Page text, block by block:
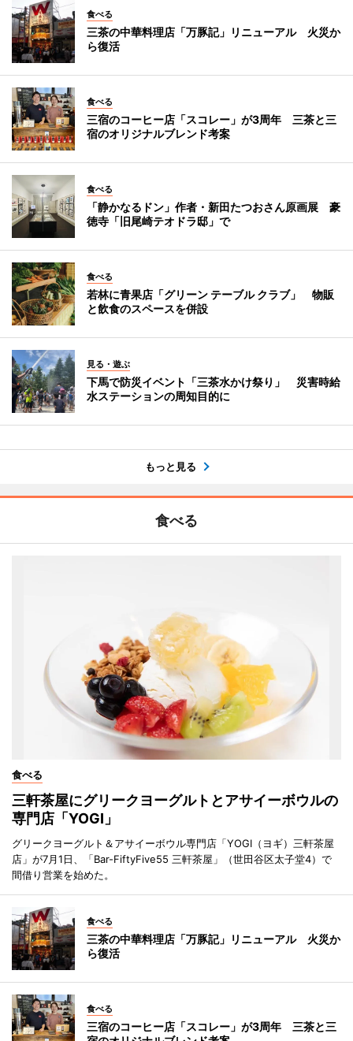
食べる
三茶の中華料理店「万豚記」リニューアル 火災か
ら復活
食べる
三宿のコーヒー店「スコレー」が3周年 三茶と三
宿のオリジナルブレンド考案
食べる
「静かなるドン」作者・新田たつおさん原画展 豪
徳寺「旧尾崎テオドラ邸」で
食べる
若林に青果店「グリーン テーブル クラブ」 物販
と飲食のスペースを併設
見る・遊ぶ
下馬で防災イベント「三茶水かけ祭り」 災害時給
水ステーションの周知目的に
もっと見る
食べる
食べる
三軒茶屋にグリークヨーグルトとアサイーボウルの
専門店「YOGI」
グリークヨーグルト＆アサイーボウル専門店「YOGI（ヨギ）三軒茶屋
店」が7月1日、「Bar-FiftyFive55 三軒茶屋」（世田谷区太子堂4）で
間借り営業を始めた。
食べる
三茶の中華料理店「万豚記」リニューアル 火災か
ら復活
食べる
三宿のコーヒー店「スコレー」が3周年 三茶と三